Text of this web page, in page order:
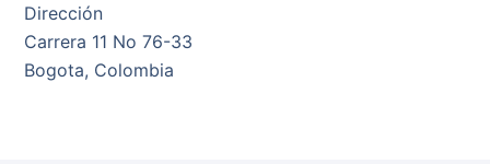
Dirección
Carrera 11 No 76-33
Bogota, Colombia